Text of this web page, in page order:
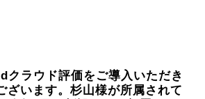
クラウド評価をご導入いただき
ざいます。杉山様が所属されて